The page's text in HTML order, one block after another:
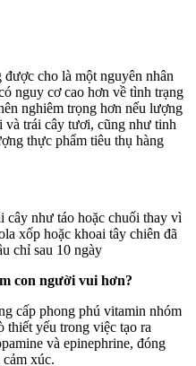
cho là một nguyên nhân
nguy cơ cao hơn về tình trạng
nghiêm trọng hơn nếu lượng
và trái cây tươi, cũng như tinh
thực phẩm tiêu thụ hàng
cây như táo hoặc chuối thay vì
xốp hoặc khoai tây chiên đã
chỉ sau 10 ngày
con người vui hơn?
cấp phong phú vitamin nhóm
yếu trong việc tạo ra
và epinephrine, đóng
xúc.